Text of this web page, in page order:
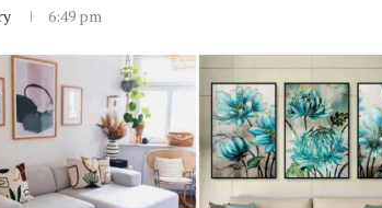
6:49 pm